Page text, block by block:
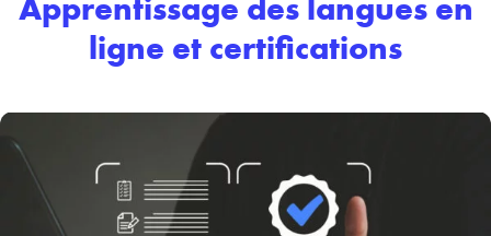
Apprentissage des langues en
ligne et certifications